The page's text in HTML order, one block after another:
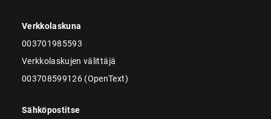
Verkkolaskuna
003701985593
Verkkolaskujen välittäjä
003708599126 (OpenText)
Sähköpostitse